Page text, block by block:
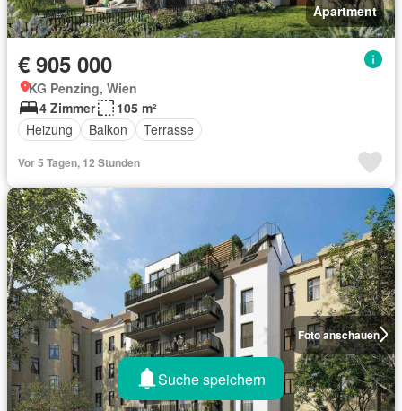
Apartment
€ 905 000
KG Penzing, Wien
4 Zimmer
105 m²
Heizung
Balkon Terrasse
Vor 5 Tagen, 12 Stunden
Foto anschauen
Suche speichern